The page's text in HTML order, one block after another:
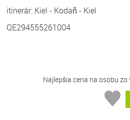
itinerár: Kiel - Kodaň - Kiel
QE294555261004
Najlepšia cena na osobu